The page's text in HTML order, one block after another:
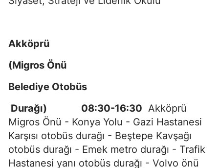
Akköprü
(Migros Önü
Belediye Otobüs
Durağı) 08:30-16:30 Akköprü
Migros Önü - Konya Yolu - Gazi Hastanesi
Karşısı otobüs durağı - Beştepe Kavşağı
otobüs durağı - Emek metro durağı - Trafik
Hastanesi yanı otobüs durağı - Volvo önü